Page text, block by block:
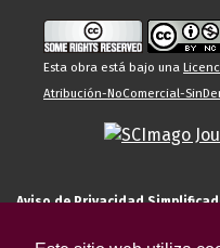
Esta obra está bajo una
Atribución-NoComercial-
Aviso de Privacidad
El Instituto de Investigaciones